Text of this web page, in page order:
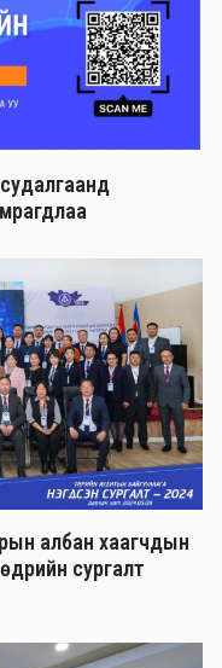
албан хаагчдын
сургалт